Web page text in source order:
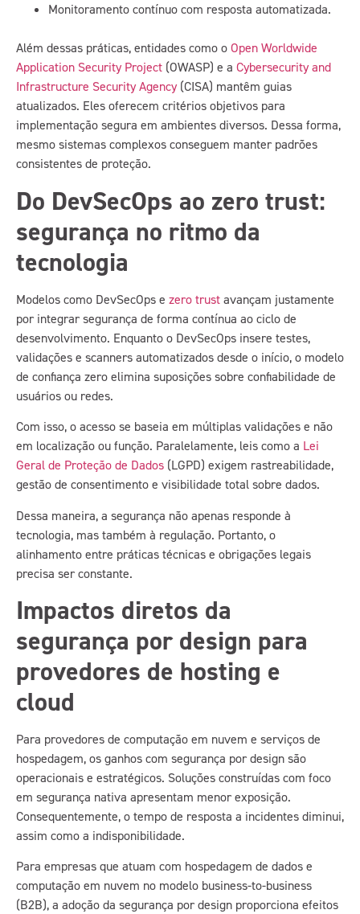
Monitoramento contínuo com resposta automatizada.
Além dessas práticas, entidades como oOpen Worldwide
Application Security Project (OWASP) e a Cybersecurity and
Infrastructure Security Agency(CISA) mantêm guias
atualizados. Eles oferecem critérios objetivos para
implementação segura em ambientes diversos. Dessa forma,
mesmo sistemas complexos conseguem manter padrões
consistentes de proteção.
Do DevSecOps ao zero trust:
segurança no ritmo da
tecnologia
Modelos como DevSecOps e zero trustavançam justamente
por integrar segurança de forma contínua ao ciclo de
desenvolvimento. Enquanto o DevSecOps insere testes,
validações e scanners automatizados desde o início, o modelo
de confiança zero elimina suposições sobre confiabilidade de
usuários ou redes.
Com isso, o acesso se baseia em múltiplas validações e não
em localização ou função. Paralelamente, leis como a Lei
Geral de Proteção de Dados (LGPD) exigem rastreabilidade,
gestão de consentimento e visibilidade total sobre dados.
Dessa maneira, a segurança não apenas responde à
tecnologia, mas também à regulação. Portanto, o
alinhamento entre práticas técnicas e obrigações legais
precisa ser constante.
Impactos diretos da
segurança por design para
provedores de hosting e
cloud
Para provedores de computação em nuvem e serviços de
hospedagem, os ganhos com segurança por design são
operacionais e estratégicos. Soluções construídas com foco
em segurança nativa apresentam menor exposição.
Consequentemente, o tempo de resposta a incidentes diminui,
assim como a indisponibilidade.
Para empresas que atuam com hospedagem de dados e
computação em nuvem no modelo business-to-business
(B2B), a adoção da segurança por design proporciona efeitos